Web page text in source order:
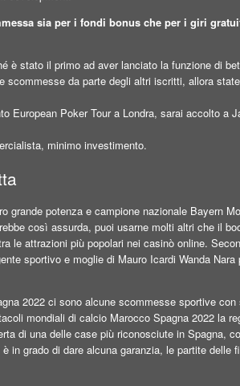
sia per i fondi bonus che per i giri
è stato il primo ad aver lanciato la funzione di
da parte degli altri iscritti, allora
European Poker Tour a Londra, sarai accolto a
minimo investimento.
grande potenza e campione nazionale Bayern
così assurda, puoi usarne molti altri che il
le attrazioni più popolari nei casinò online.
sportivo e moglie di Mauro Icardi Wanda Nara
2022 ci sono alcune scommesse sportive
mondiali di calcio Marocco Spagna 2022 la
di una delle case più riconosciute in Spagna,
in grado di dare alcuna garanzia, le partite delle